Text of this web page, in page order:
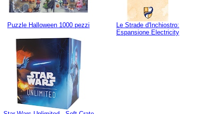
Puzzle Halloween 1000 pezzi
Le Strade d'Inchiostro:
Espansione Electricity